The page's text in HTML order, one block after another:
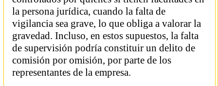
la persona jurídica, cuando la falta de
vigilancia sea grave, lo que obliga a valorar la
gravedad. Incluso, en estos supuestos, la falta
de supervisión podría constituir un delito de
comisión por omisión, por parte de los
representantes de la empresa.